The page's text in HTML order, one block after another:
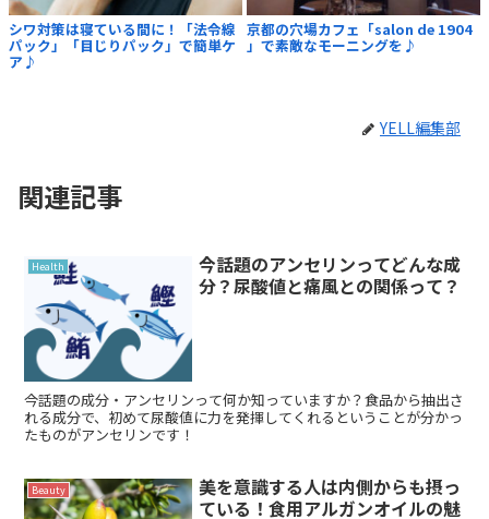
シワ対策は寝ている間に！「法令線
パック」「目じりパック」で簡単ケ
ア♪
京都の穴場カフェ「salon de 1904
」で素敵なモーニングを♪
YELL編集部
関連記事
Health
今話題のアンセリンってどんな成
分？尿酸値と痛風との関係って？
今話題の成分・アンセリンって何か知っていますか？食品から抽出さ
れる成分で、初めて尿酸値に力を発揮してくれるということが分かっ
たものがアンセリンです！
Beauty
美を意識する人は内側からも摂っ
ている！食用アルガンオイルの魅